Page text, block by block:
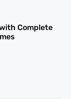
Complete